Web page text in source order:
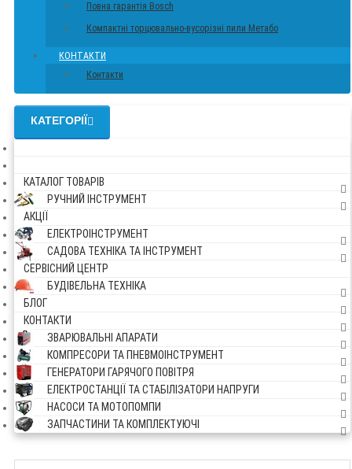
Повна гарантія Bosch
Компактні торцювально-вусорізні пили Метабо
КОНТАКТИ
Контакти
КАТЕГОРІЇ
КАТАЛОГ ТОВАРІВ
РУЧНИЙ ІНСТРУМЕНТ
АКЦІЇ
ЕЛЕКТРОІНСТРУМЕНТ
САДОВА ТЕХНІКА ТА ІНСТРУМЕНТ
СЕРВІСНИЙ ЦЕНТР
БУДІВЕЛЬНА ТЕХНІКА
БЛОГ
КОНТАКТИ
ЗВАРЮВАЛЬНІ АПАРАТИ
КОМПРЕСОРИ ТА ПНЕВМОІНСТРУМЕНТ
ГЕНЕРАТОРИ ГАРЯЧОГО ПОВІТРЯ
ЕЛЕКТРОСТАНЦІЇ ТА СТАБІЛІЗАТОРИ НАПРУГИ
НАСОСИ ТА МОТОПОМПИ
ЗАПЧАСТИНИ ТА КОМПЛЕКТУЮЧІ